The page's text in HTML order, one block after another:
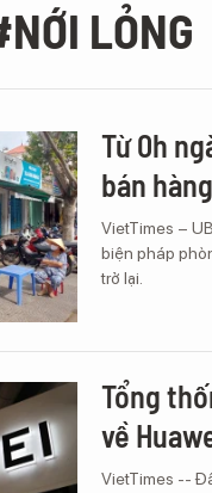
LỎNG
Từ 0h
bán
VietTimes –
biện pháp
trở lại.
Tổng
về
VietTimes --